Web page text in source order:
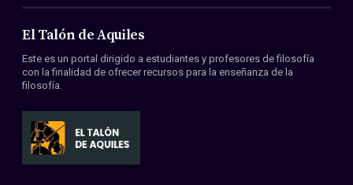
Acerca de nosotros
Miembros
Convenios
El Talón de Aquiles
Este es un portal dirigido a estudiantes y profesores de filosofía
con la finalidad de ofrecer recursos para la enseñanza de la
filosofía.